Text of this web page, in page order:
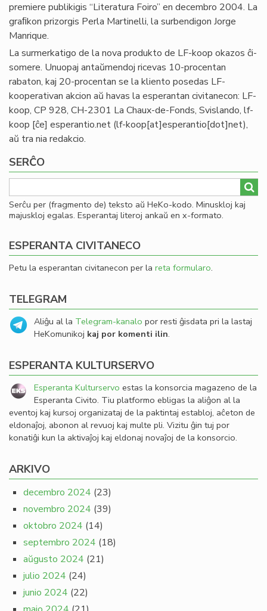
premiere publikigis “Literatura Foiro” en decembro 2004. La
graﬁkon prizorgis Perla Martinelli, la surbendigon Jorge
Manrique.
La surmerkatigo de la nova produkto de LF-koop okazos ĉi-
somere. Unuopaj antaŭmendoj ricevas 10-procentan
rabaton, kaj 20-procentan se la kliento posedas LF-
kooperativan akcion aŭ havas la esperantan civitanecon: LF-
koop, CP 928, CH-2301 La Chaux-de-Fonds, Svislando, lf-
koop [ĉe] esperantio.net (lf-koop[at]esperantio[dot]net),
aŭ tra nia redakcio.
SERĈO
Serĉu per (fragmento de) teksto aŭ HeKo-kodo. Minuskloj kaj
majuskloj egalas. Esperantaj literoj ankaŭ en x-formato.
ESPERANTA CIVITANECO
Petu la esperantan civitanecon per la reta formularo.
TELEGRAM
Aliĝu al la Telegram-kanalo por resti ĝisdata pri la lastaj
HeKomunikoj kaj por komenti ilin.
ESPERANTA KULTURSERVO
Esperanta Kulturservo estas la konsorcia magazeno de la
Esperanta Civito. Tiu platformo ebligas la aliĝon al la
eventoj kaj kursoj organizataj de la paktintaj establoj, aĉeton de
eldonaĵoj, abonon al revuoj kaj multe pli. Vizitu ĝin tuj por
konatiĝi kun la aktivaĵoj kaj eldonaj novaĵoj de la konsorcio.
ARKIVO
decembro 2024 (23)
novembro 2024 (39)
oktobro 2024 (14)
septembro 2024 (18)
aŭgusto 2024 (21)
julio 2024 (24)
junio 2024 (22)